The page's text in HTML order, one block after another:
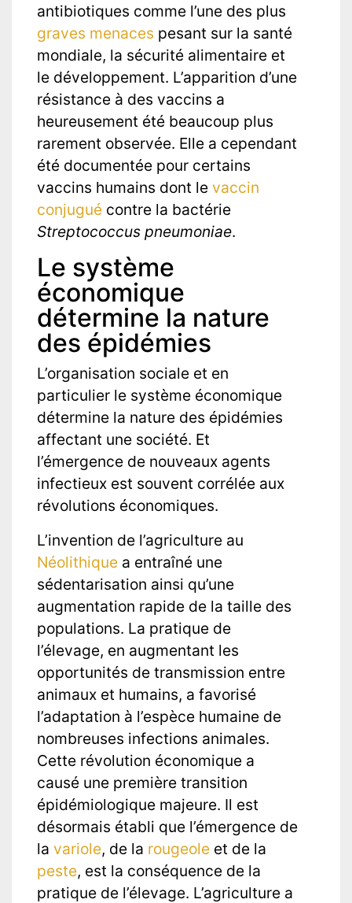
antibiotiques comme l’une des plus
graves menaces pesant sur la santé
mondiale, la sécurité alimentaire et
le développement. L’apparition d’une
résistance à des vaccins a
heureusement été beaucoup plus
rarement observée. Elle a cependant
été documentée pour certains
vaccins humains dont le vaccin
conjugué contre la bactérie
Streptococcus pneumoniae.
Le système
économique
détermine la nature
des épidémies
L’organisation sociale et en
particulier le système économique
détermine la nature des épidémies
affectant une société. Et
l’émergence de nouveaux agents
infectieux est souvent corrélée aux
révolutions économiques.
L’invention de l’agriculture au
Néolithique a entraîné une
sédentarisation ainsi qu’une
augmentation rapide de la taille des
populations. La pratique de
l’élevage, en augmentant les
opportunités de transmission entre
animaux et humains, a favorisé
l’adaptation à l’espèce humaine de
nombreuses infections animales.
Cette révolution économique a
causé une première transition
épidémiologique majeure. Il est
désormais établi que l’émergence de
la variole, de la rougeole et de la
peste, est la conséquence de la
pratique de l’élevage. L’agriculture a